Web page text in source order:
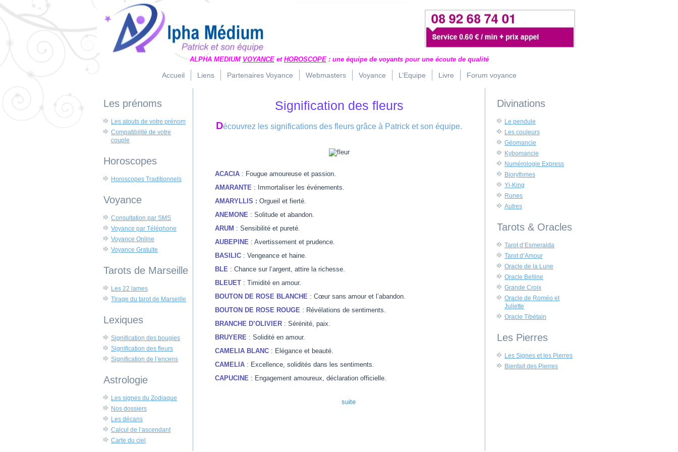
ALPHA MEDIUM VOYANCEet HOROSCOPE: une équipe de voyants pour une écoute de qualité
Accueil Liens Partenaires Voyance Webmasters Voyance L’Equipe Livre Forum voyance
Les prénoms
Les atouts de votre prénom
Compatibilité de votre
couple
Horoscopes
Horoscopes Traditionnels
Voyance
Consultation par SMS
Voyance par Téléphone
Voyance Online
Voyance Gratuite
Tarots de Marseille
Les 22 lames
Tirage du tarot de Marseille
Lexiques
Signification des bougies
Signification des fleurs
Signification de l’encens
Astrologie
Les signes du Zodiaque
Nos dossiers
Les décans
Calcul de l’ascendant
Carte du ciel
Signification des fleurs
Découvrez les significations des fleurs grâce à Patrick et son équipe.
ACACIA : Fougue amoureuse et passion.
AMARANTE : Immortaliser les événements.
AMARYLLIS : Orgueil et fierté.
ANEMONE : Solitude et abandon.
ARUM : Sensibilité et pureté.
AUBEPINE : Avertissement et prudence.
BASILIC : Vengeance et haine.
BLE : Chance sur l’argent, attire la richesse.
BLEUET : Timidité en amour.
BOUTON DE ROSE BLANCHE : Cœur sans amour et l’abandon.
BOUTON DE ROSE ROUGE : Révélations de sentiments.
BRANCHE D’OLIVIER : Sérénité, paix.
BRUYERE : Solidité en amour.
CAMELIA BLANC : Elégance et beauté.
CAMELIA : Excellence, solidités dans les sentiments.
CAPUCINE : Engagement amoureux, déclaration officielle.
suite
Divinations
Le pendule
Les couleurs
Géomancie
Kybomancie
Numérologie Express
Biorythmes
Yi-King
Runes
Autres
Tarots & Oracles
Tarot d’Esmeralda
Tarot d’Amour
Oracle de la Lune
Oracle Belline
Grande Croix
Oracle de Roméo et
Juliette
Oracle Tibétain
Les Pierres
Les Signes et les Pierres
Bienfait des Pierres